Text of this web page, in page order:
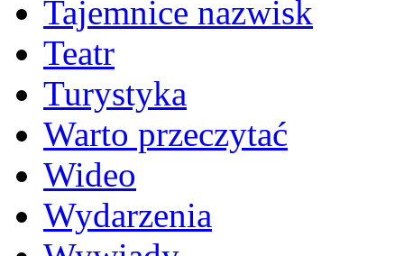
Tajemnice nazwisk
Teatr
Turystyka
Warto przeczytać
Wideo
Wydarzenia